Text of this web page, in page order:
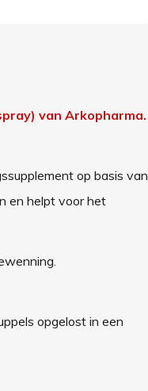
van Arkopharma.
op basis van
en helpt voor het
opgelost in een